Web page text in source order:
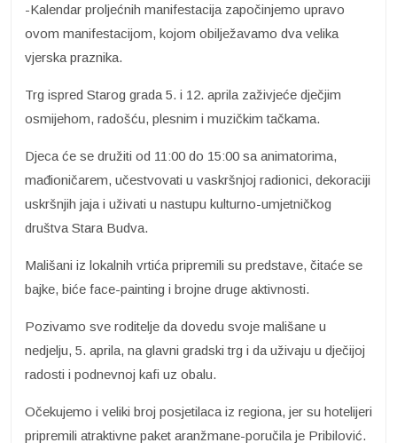
-Kalendar proljećnih manifestacija započinjemo upravo
ovom manifestacijom, kojom obilježavamo dva velika
vjerska praznika.
Trg ispred Starog grada 5. i 12. aprila zaživjeće dječjim
osmijehom, radošću, plesnim i muzičkim tačkama.
Djeca će se družiti od 11:00 do 15:00 sa animatorima,
mađioničarem, učestvovati u vaskršnjoj radionici, dekoraciji
uskršnjih jaja i uživati u nastupu kulturno-umjetničkog
društva Stara Budva.
Mališani iz lokalnih vrtića pripremili su predstave, čitaće se
bajke, biće face-painting i brojne druge aktivnosti.
Pozivamo sve roditelje da dovedu svoje mališane u
nedjelju, 5. aprila, na glavni gradski trg i da uživaju u dječijoj
radosti i podnevnoj kafi uz obalu.
Očekujemo i veliki broj posjetilaca iz regiona, jer su hotelijeri
pripremili atraktivne paket aranžmane-poručila je Pribilović.